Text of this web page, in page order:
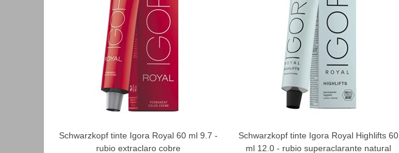
FAVORITO
Schwarzkopf tinte Igora Royal 60 ml 9.7 -
rubio extraclaro cobre
FAVORITO
Schwarzkopf tinte Igora Royal Highlifts 60
ml 12.0 - rubio superaclarante natural